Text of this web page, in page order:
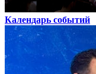
Календарь событий